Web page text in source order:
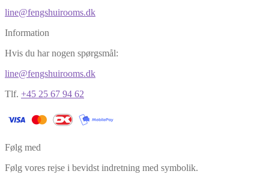
line@fengshuirooms.dk
Information
Hvis du har nogen spørgsmål:
line@fengshuirooms.dk
Tlf. +45 25 67 94 62
Følg med
Følg vores rejse i bevidst indretning med symbolik.